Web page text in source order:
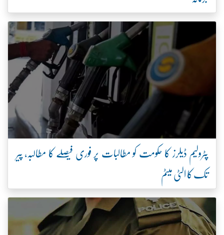
پٹرولیم ڈیلرز کا حکومت کو مطالبات پر فوری فیصلے کا مطالبہ، پیر
تک کا الٹی میٹم